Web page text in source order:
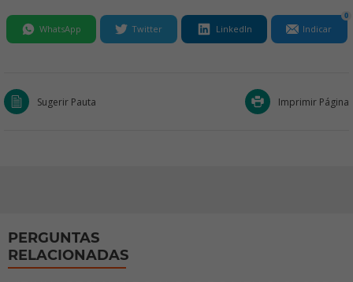
WhatsApp Twitter LinkedIn Indicar
0
Sugerir Pauta Imprimir Página
PERGUNTAS
RELACIONADAS